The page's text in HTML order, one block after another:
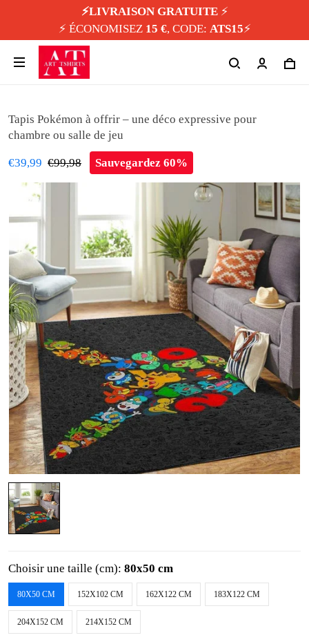
⚡️LIVRAISON GRATUITE⚡️
⚡️ ÉCONOMISEZ 15 €, CODE: ATS15⚡️
Tapis Pokémon à offrir – une déco expressive pour
chambre ou salle de jeu
€39,99 €99,98 Sauvegardez 60%
Choisir une taille (cm): 80x50 cm
80X50 CM 152X102 CM 162X122 CM 183X122 CM
204X152 CM 214X152 CM